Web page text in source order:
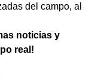
del campo, al
noticias y
real!